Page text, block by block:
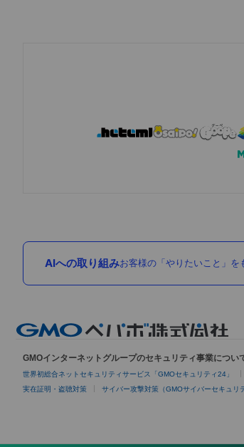
AIへの取り組みお客様の「やりたいこと」を
GMOインターネットグループのセキュリティ事業につい
世界初総合ネットセキュリティサービス「GMOセキュリティ24」
実在証明・盗聴対策 サイバー攻撃対策（GMOサイバーセキュリ